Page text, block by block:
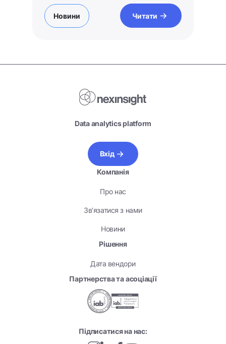
Новини Читати
Data analytics platform
Вхід
Компанія
Про нас
Зв’язатися з нами
Новини
Рішення
Дата вендори
Партнерства та асоціації
Підписатися на нас: